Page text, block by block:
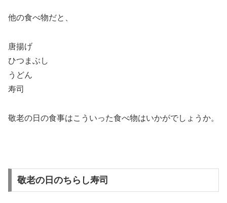
他の食べ物だと、
唐揚げ
ひつまぶし
うどん
寿司
敬老の日の食事はこういった食べ物はいかがでしょうか。
敬老の日のちらし寿司